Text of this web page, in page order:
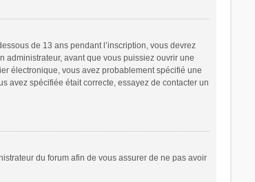
de 13 ans pendant l’inscription, vous devrez
administrateur, avant que vous puissiez ouvrir une
électronique, vous avez probablement spécifié une
avez spécifiée était correcte, essayez de contacter un
du forum afin de vous assurer de ne pas avoir